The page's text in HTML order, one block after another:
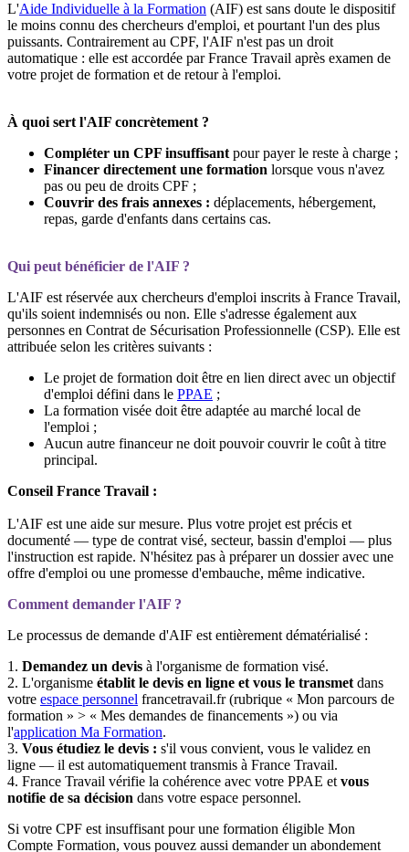
L'Aide Individuelle à la Formation (AIF) est sans doute le dispositif
le moins connu des chercheurs d'emploi, et pourtant l'un des plus
puissants. Contrairement au CPF, l'AIF n'est pas un droit
automatique : elle est accordée par France Travail après examen de
votre projet de formation et de retour à l'emploi.
À quoi sert l'AIF concrètement ?
Compléter un CPF insuffisant pour payer le reste à charge ;
Financer directement une formation lorsque vous n'avez
pas ou peu de droits CPF ;
Couvrir des frais annexes : déplacements, hébergement,
repas, garde d'enfants dans certains cas.
Qui peut bénéficier de l'AIF ?
L'AIF est réservée aux chercheurs d'emploi inscrits à France Travail,
qu'ils soient indemnisés ou non. Elle s'adresse également aux
personnes en Contrat de Sécurisation Professionnelle (CSP). Elle est
attribuée selon les critères suivants :
Le projet de formation doit être en lien direct avec un objectif
d'emploi défini dans le PPAE ;
La formation visée doit être adaptée au marché local de
l'emploi ;
Aucun autre financeur ne doit pouvoir couvrir le coût à titre
principal.
Conseil France Travail :
L'AIF est une aide sur mesure. Plus votre projet est précis et
documenté — type de contrat visé, secteur, bassin d'emploi — plus
l'instruction est rapide. N'hésitez pas à préparer un dossier avec une
offre d'emploi ou une promesse d'embauche, même indicative.
Comment demander l'AIF ?
Le processus de demande d'AIF est entièrement dématérialisé :
1. Demandez un devis à l'organisme de formation visé.
2. L'organisme établit le devis en ligne et vous le transmet dans
votre espace personnel francetravail.fr (rubrique « Mon parcours de
formation » > « Mes demandes de financements ») ou via
l'application Ma Formation.
3. Vous étudiez le devis : s'il vous convient, vous le validez en
ligne — il est automatiquement transmis à France Travail.
4. France Travail vérifie la cohérence avec votre PPAE et vous
notifie de sa décision dans votre espace personnel.
Si votre CPF est insuffisant pour une formation éligible Mon
Compte Formation, vous pouvez aussi demander un abondement